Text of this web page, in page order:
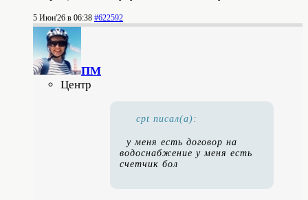
5 Июн'26 в 06:38 #622592
ПМ
Центр
cpt писал(а):
у меня есть договор на
водоснабжение у меня есть
счетчик бол